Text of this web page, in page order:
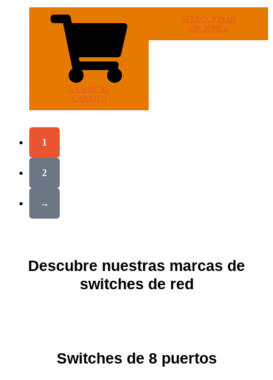
AÑADIR AL
CARRITO
SELECCIONAR
OPCIONES
1
2
→
Descubre nuestras marcas de
switches de red
Switches de 8 puertos